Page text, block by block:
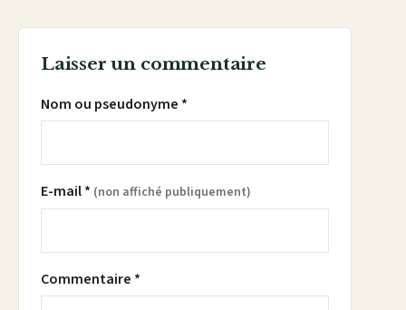
Laisser un commentaire
Nom ou pseudonyme *
E-mail * (non affiché publiquement)
Commentaire *